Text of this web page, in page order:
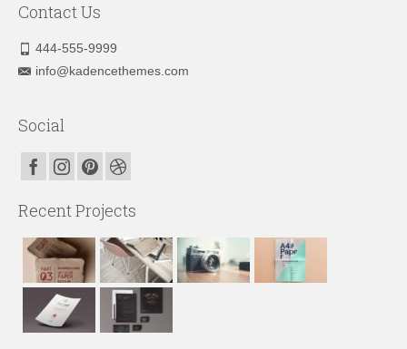
Contact Us
444-555-9999
info@kadencethemes.com
Social
Recent Projects